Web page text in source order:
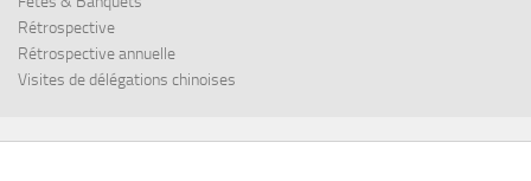
Rétrospective
Rétrospective annuelle
Visites de délégations chinoises